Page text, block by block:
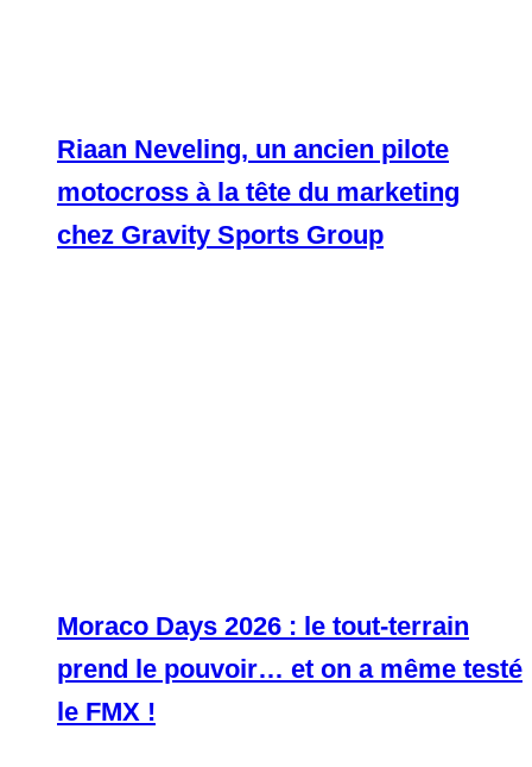
Riaan Neveling, un ancien pilote
motocross à la tête du marketing
chez Gravity Sports Group
Moraco Days 2026 : le tout-terrain
prend le pouvoir… et on a même testé
le FMX !